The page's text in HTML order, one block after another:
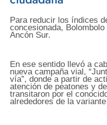
Para reducir los índices
concesionada,
Ancón Sur.
En ese sentido llevó a
nueva campaña vial,
vía”, donde a partir de
atención de peatones y
transitaron por el
alrededores de la